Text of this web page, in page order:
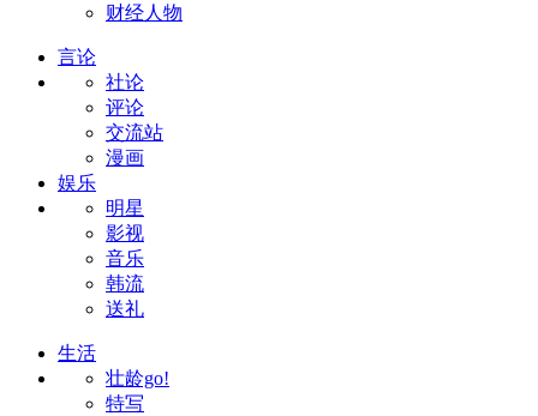
财经人物
言论
社论
评论
交流站
漫画
娱乐
明星
影视
音乐
韩流
送礼
生活
壮龄go!
特写